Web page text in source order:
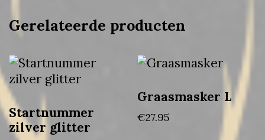
Gerelateerde producten
Startnummer
zilver glitter
Graasmasker L
€27.95